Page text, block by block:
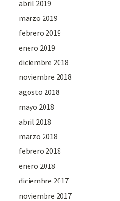
abril 2019
marzo 2019
febrero 2019
enero 2019
diciembre 2018
noviembre 2018
agosto 2018
mayo 2018
abril 2018
marzo 2018
febrero 2018
enero 2018
diciembre 2017
noviembre 2017